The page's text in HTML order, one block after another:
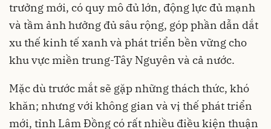
trưởng mới, có quy mô đủ lớn, động lực đủ mạnh
và tầm ảnh hưởng đủ sâu rộng, góp phần dẫn dắt
xu thế kinh tế xanhvà phát triển bền vững cho
khu vực miền trung-Tây Nguyên và cả nước.
Mặc dù trước mắt sẽ gặp những thách thức, khó
khăn; nhưng với không gian và vị thế phát triển
mới, tỉnh Lâm Đồng có rất nhiều điều kiện thuận